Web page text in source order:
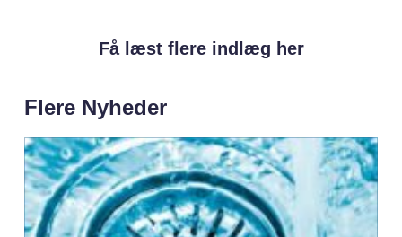
Få læst flere indlæg her
Flere Nyheder